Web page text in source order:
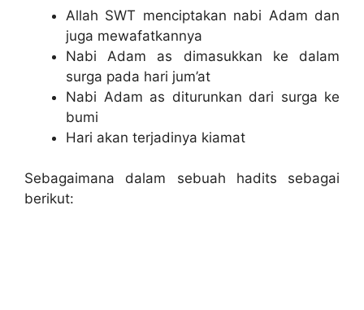
Allah SWT menciptakan nabi Adam dan
juga mewafatkannya
Nabi Adam as dimasukkan ke dalam
surga pada hari jum’at
Nabi Adam as diturunkan dari surga ke
bumi
Hari akan terjadinya kiamat
Sebagaimana dalam sebuah hadits sebagai
berikut: